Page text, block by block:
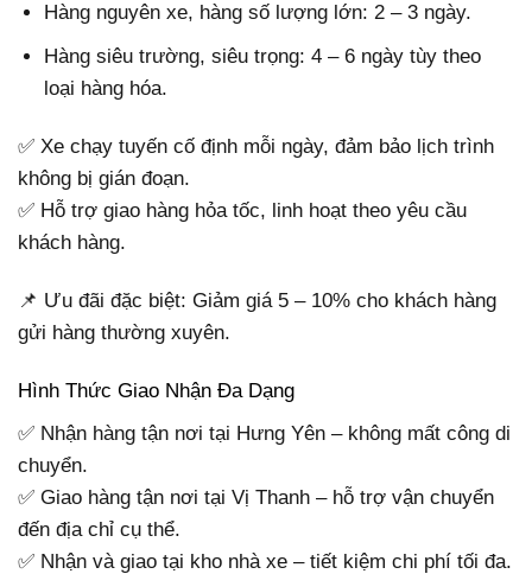
Hàng nguyên xe, hàng số lượng lớn: 2 – 3 ngày.
Hàng siêu trường, siêu trọng: 4 – 6 ngày tùy theo
loại hàng hóa.
✅ Xe chạy tuyến cố định mỗi ngày, đảm bảo lịch trình
không bị gián đoạn.
✅ Hỗ trợ giao hàng hỏa tốc, linh hoạt theo yêu cầu
khách hàng.
📌 Ưu đãi đặc biệt: Giảm giá 5 – 10% cho khách hàng
gửi hàng thường xuyên.
Hình Thức Giao Nhận Đa Dạng
✅ Nhận hàng tận nơi tại Hưng Yên – không mất công di
chuyển.
✅ Giao hàng tận nơi tại Vị Thanh – hỗ trợ vận chuyển
đến địa chỉ cụ thể.
✅ Nhận và giao tại kho nhà xe – tiết kiệm chi phí tối đa.